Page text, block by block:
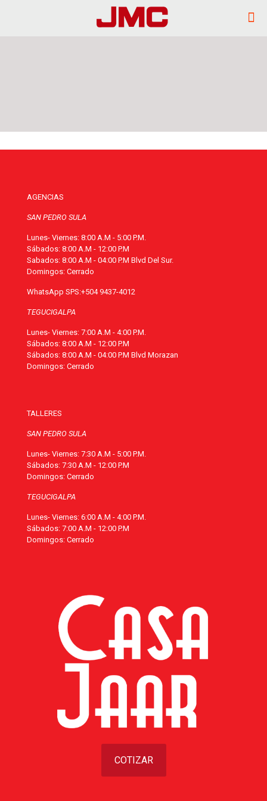
AGENCIAS
SAN PEDRO SULA
Lunes- Viernes: 8:00 A.M - 5:00 P.M.
Sábados: 8:00 A.M - 12:00 P.M
Sabados: 8:00 A.M - 04:00 P.M Blvd Del Sur.
Domingos: Cerrado
WhatsApp SPS:+504 9437-4012
TEGUCIGALPA
Lunes- Viernes: 7:00 A.M - 4:00 P.M.
Sábados: 8:00 A.M - 12:00 P.M
Sábados: 8:00 A.M - 04:00 P.M Blvd Morazan
Domingos: Cerrado
TALLERES
SAN PEDRO SULA
Lunes- Viernes: 7:30 A.M - 5:00 P.M.
Sábados: 7:30 A.M - 12:00 P.M
Domingos: Cerrado
TEGUCIGALPA
Lunes- Viernes: 6:00 A.M - 4:00 P.M.
Sábados: 7:00 A.M - 12:00 P.M
Domingos: Cerrado
COTIZAR